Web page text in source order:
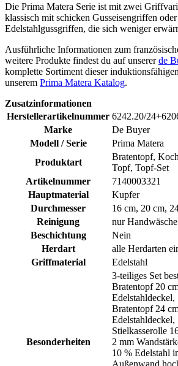
Die Prima Matera Serie ist mit zwei
klassisch mit schicken Gusseisengriffen
Edelstahlgussgriffen, die sich weniger
Ausführliche Informationen zum
weitere Produkte findest du auf unsererde
komplette Sortiment dieser
unserem Prima Matera Katalog.
Zusatzinformationen
Herstellerartikelnummer 6242.20/
Marke
De Buyer
Modell / Serie
Prima Matera
Produktart
Bratentopf,
Topf, Topf-Set
Artikelnummer
7140003321
Hauptmaterial
Kupfer
Durchmesser
16 cm, 20 cm,
Reinigung
nur Handwäsche
Beschichtung
Nein
Herdart
alle Herdarten
Griffmaterial
Edelstahl
Besonderheiten
3-teiliges Set
Bratentopf 20
Edelstahldeckel,
Bratentopf 24
Edelstahldeckel,
Stielkasserolle
2 mm
10 % Edelstahl
Außenwand